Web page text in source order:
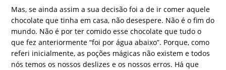
Mas, se ainda assim a sua decisão foi a de ir comer aquele
chocolate que tinha em casa, não desespere. Não é o fim do
mundo. Não é por ter comido esse chocolate que tudo o
que fez anteriormente “foi por água abaixo”. Porque, como
referi inicialmente, as poções mágicas não existem e todos
nós temos os nossos deslizes e os nossos erros. Há que